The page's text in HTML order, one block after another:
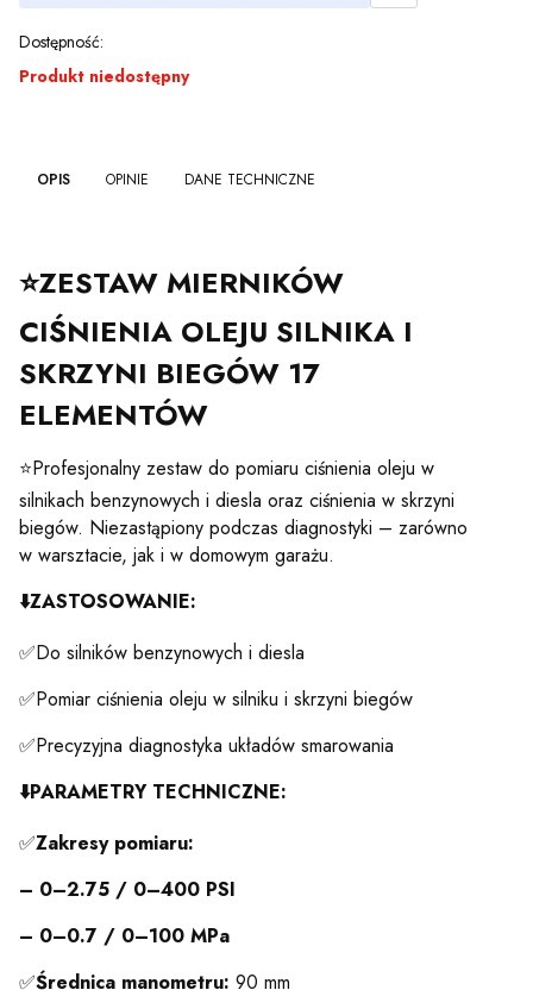
Dostępność:
Produkt niedostępny
OPIS OPINIE DANE TECHNICZNE
⭐ZESTAW MIERNIKÓW
CIŚNIENIA OLEJU SILNIKA I
SKRZYNI BIEGÓW 17
ELEMENTÓW
⭐Profesjonalny zestaw do pomiaru ciśnienia oleju w
silnikach benzynowych i diesla oraz ciśnienia w skrzyni
biegów. Niezastąpiony podczas diagnostyki – zarówno
w warsztacie, jak i w domowym garażu.
⬇️ZASTOSOWANIE:
✅Do silników benzynowych i diesla
✅Pomiar ciśnienia oleju w silniku i skrzyni biegów
✅Precyzyjna diagnostyka układów smarowania
⬇️PARAMETRY TECHNICZNE:
✅Zakresy pomiaru:
– 0–2.75 / 0–400 PSI
– 0–0.7 / 0–100 MPa
✅Średnica manometru: 90 mm